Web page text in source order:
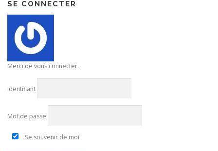
SE CONNECTER
Merci de vous connecter.
Identifiant
Mot de passe
Se souvenir de moi